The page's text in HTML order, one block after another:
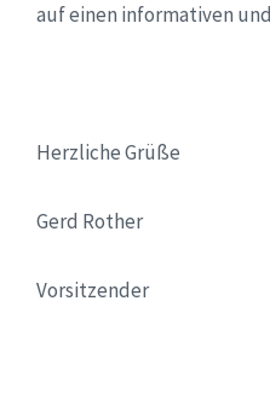
auf einen informativen
Herzliche Grüße
Gerd Rother
Vorsitzender